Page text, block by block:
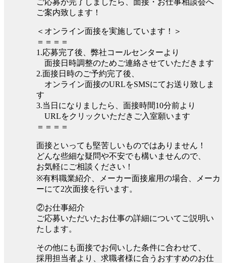
ご応募が完了しましたら、面接・お仕事相談会へ
ご案内致します！
＜オンライン面接を実施しています！＞
＝＝＝＝
1.応募完了後、弊社コールセンターより
面接日時調整のためご連絡させていただきます
2.面接日時のご予約完了後、
オンライン面接のURLをSMSにてお送り致しま
す
3.当日になりましたら、面接時間10分前より
URLをクリックいただきご入室願います
＝＝＝＝
面接といっても堅苦しいものではありません！
どんな些細な疑問や不安でも構いませんので、
お気軽にご相談ください！
※有料職業紹介、メーカー面接雇用の場合、メーカ
ーにて2次面接を行います。
②お仕事紹介
ご応募いただいたお仕事の詳細についてご説明い
たします。
その他にも面接でお伺いした条件に合わせて、
採用担当者より、求職者様に合うおすすめのお仕